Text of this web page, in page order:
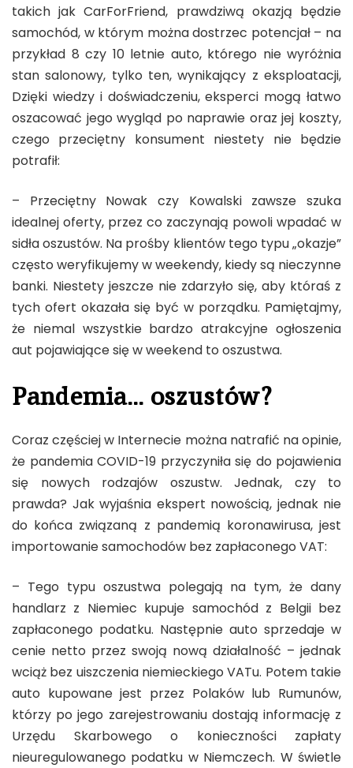
takich jak CarForFriend, prawdziwą okazją będzie
samochód, w którym można dostrzec potencjał – na
przykład 8 czy 10 letnie auto, którego nie wyróżnia
stan salonowy, tylko ten, wynikający z eksploatacji,
Dzięki wiedzy i doświadczeniu, eksperci mogą łatwo
oszacować jego wygląd po naprawie oraz jej koszty,
czego przeciętny konsument niestety nie będzie
potrafił:
– Przeciętny Nowak czy Kowalski zawsze szuka
idealnej oferty, przez co zaczynają powoli wpadać w
sidła oszustów. Na prośby klientów tego typu „okazje”
często weryfikujemy w weekendy, kiedy są nieczynne
banki. Niestety jeszcze nie zdarzyło się, aby któraś z
tych ofert okazała się być w porządku. Pamiętajmy,
że niemal wszystkie bardzo atrakcyjne ogłoszenia
aut pojawiające się w weekend to oszustwa.
Pandemia… oszustów?
Coraz częściej w Internecie można natrafić na opinie,
że pandemia COVID-19 przyczyniła się do pojawienia
się nowych rodzajów oszustw. Jednak, czy to
prawda? Jak wyjaśnia ekspert nowością, jednak nie
do końca związaną z pandemią koronawirusa, jest
importowanie samochodów bez zapłaconego VAT:
– Tego typu oszustwa polegają na tym, że dany
handlarz z Niemiec kupuje samochód z Belgii bez
zapłaconego podatku. Następnie auto sprzedaje w
cenie netto przez swoją nową działalność – jednak
wciąż bez uiszczenia niemieckiego VATu. Potem takie
auto kupowane jest przez Polaków lub Rumunów,
którzy po jego zarejestrowaniu dostają informację z
Urzędu Skarbowego o konieczności zapłaty
nieuregulowanego podatku w Niemczech. W świetle